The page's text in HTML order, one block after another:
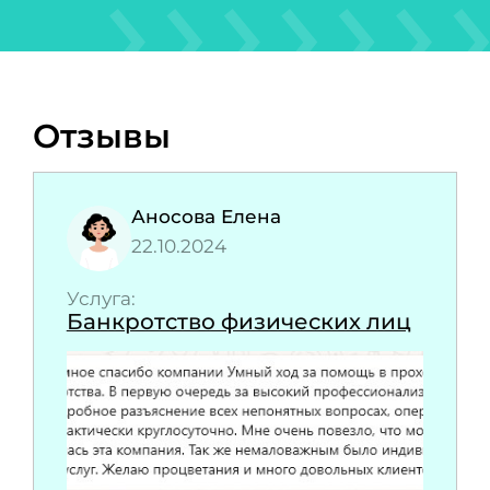
Отзывы
Аносова Елена
22.10.2024
Услуга:
Банкротство физических лиц